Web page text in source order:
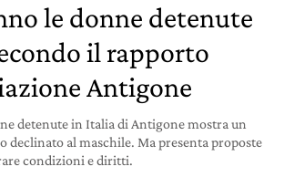
le donne detenute
il rapporto
Antigone
detenute in Italia di Antigone mostra un
declinato al maschile. Ma presenta proposte
condizioni e diritti.